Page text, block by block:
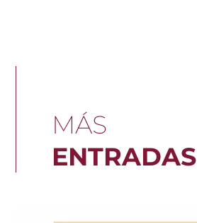
MÁS
ENTRADAS